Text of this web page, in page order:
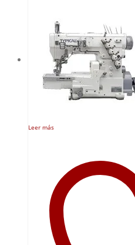
Leer más